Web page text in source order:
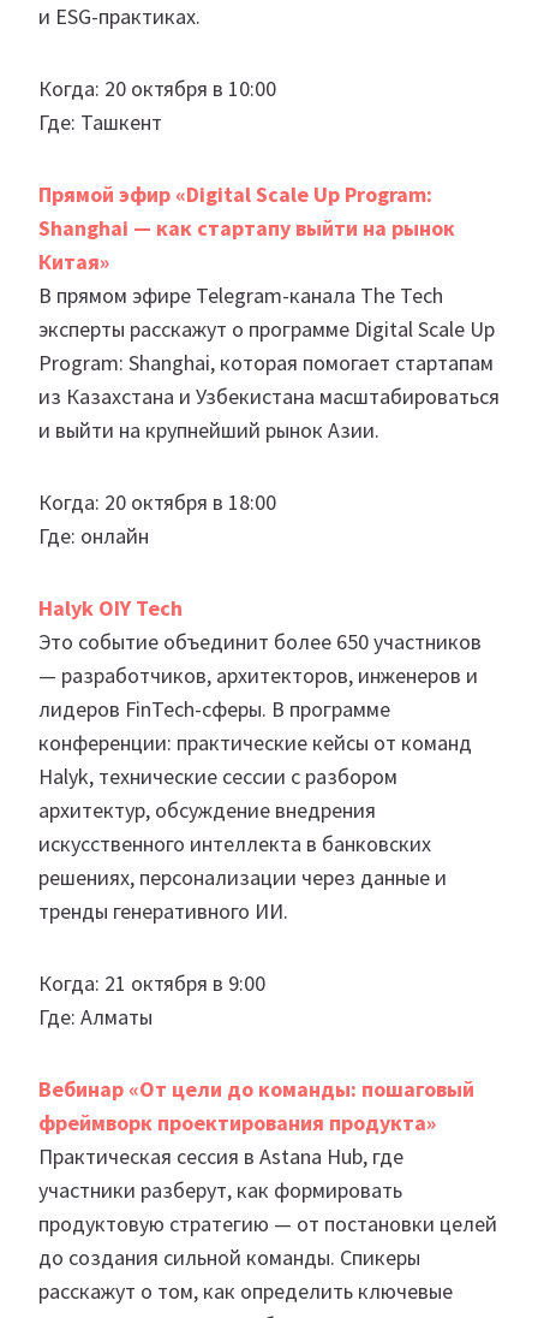
и ESG-практиках.
Когда: 20 октября в 10:00
Где: Ташкент
Прямой эфир «Digital Scale Up Program:
Shanghai — как стартапу выйти на рынок
Китая»
В прямом эфире Telegram-канала The Tech
эксперты расскажут о программе Digital Scale Up
Program: Shanghai, которая помогает стартапам
из Казахстана и Узбекистана масштабироваться
и выйти на крупнейший рынок Азии.
Когда: 20 октября в 18:00
Где: онлайн
Halyk OIY Tech
Это событие объединит более 650 участников
— разработчиков, архитекторов, инженеров и
лидеров FinTech-сферы. В программе
конференции: практические кейсы от команд
Halyk, технические сессии с разбором
архитектур, обсуждение внедрения
искусственного интеллекта в банковских
решениях, персонализации через данные и
тренды генеративного ИИ.
Когда: 21 октября в 9:00
Где: Алматы
Вебинар «От цели до команды: пошаговый
фреймворк проектирования продукта»
Практическая сессия в Astana Hub, где
участники разберут, как формировать
продуктовую стратегию — от постановки целей
до создания сильной команды. Спикеры
расскажут о том, как определить ключевые